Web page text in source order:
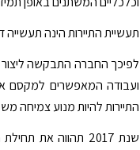
תעשיית התיירות הינה
לפיכך החברה התבקשה ליצור
ועבודה המאפשרים למקסם את
התיירות להיות מנוע צמיחה
שנת 2017 תהווה